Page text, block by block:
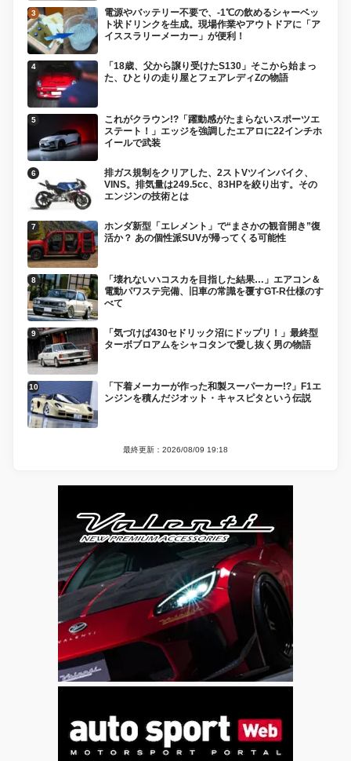
電源やバッテリー不要で、-1℃の飲めるシャーベッ
ト状ドリンクを生成。現場作業やアウトドアに「ア
イススラリーメーカー」が便利！
「18歳、父から譲り受けたS130」そこから始まっ
た、ひとりの走り屋とフェアレディZの物語
これがクラウン!?「躍動感がたまらないスポーツエ
ステート！」エッジを強調したエアロに22インチホ
イールで武装
排ガス規制をクリアした、2ストVツインバイク、
VINS。排気量は249.5cc、83HPを絞り出す。その
エンジンの技術とは
ホンダ新型「エレメント」で“まさかの観音開き”復
活か？ あの個性派SUVが帰ってくる可能性
「壊れないハコスカを目指した結果…」エアコン＆
電動パワステ完備、旧車の常識を覆すGT-R仕様のす
べて
「気づけば430セドリック沼にドップリ！」最終型
ターボブロアムをシャコタンで愛し抜く男の物語
「下着メーカーが作った和製スーパーカー!?」F1エ
ンジンを積んだジオット・キャスピタという伝説
最終更新：2026/08/09 19:18